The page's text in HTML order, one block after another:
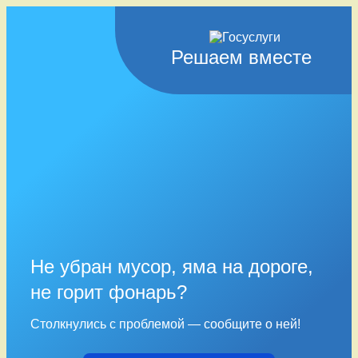
Решаем вместе
Не убран мусор, яма на дороге,
не горит фонарь?
Столкнулись с проблемой — сообщите о ней!